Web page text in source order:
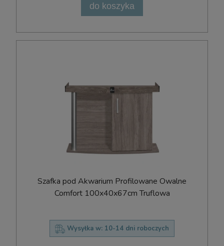
do koszyka
Szafka pod Akwarium Profilowane Owalne
Comfort 100x40x67cm Truflowa
Wysyłka w: 10-14 dni roboczych